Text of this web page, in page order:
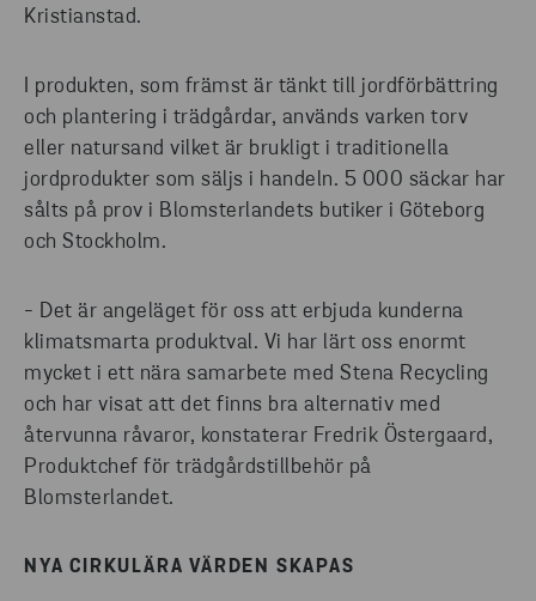
Kristianstad.
I produkten, som främst är tänkt till jordförbättring
och plantering i trädgårdar, används varken torv
eller natursand vilket är brukligt i traditionella
jordprodukter som säljs i handeln. 5 000 säckar har
sålts på prov i Blomsterlandets butiker i Göteborg
och Stockholm.
- Det är angeläget för oss att erbjuda kunderna
klimatsmarta produktval. Vi har lärt oss enormt
mycket i ett nära samarbete med Stena Recycling
och har visat att det finns bra alternativ med
återvunna råvaror, konstaterar Fredrik Östergaard,
Produktchef för trädgårdstillbehör på
Blomsterlandet.
NYA CIRKULÄRA VÄRDEN SKAPAS